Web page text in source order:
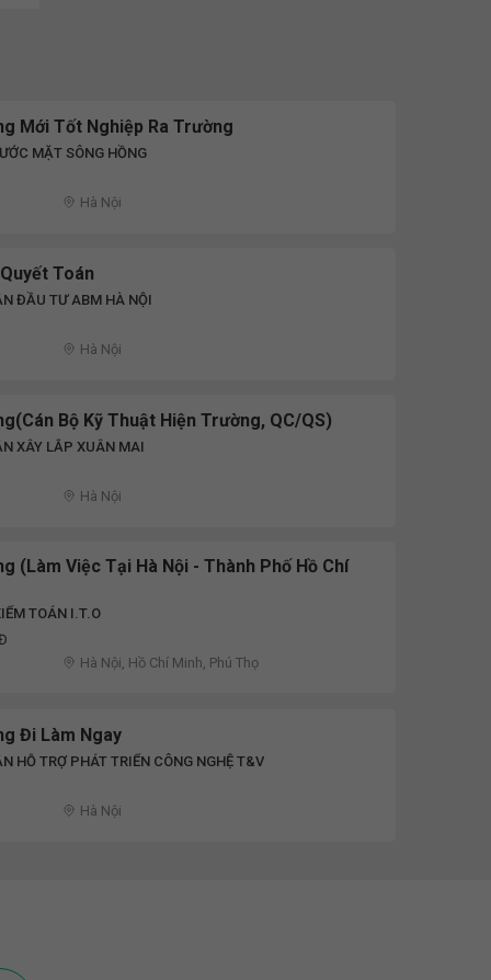
Mới Tốt Nghiệp Ra Trường
MẶT SÔNG HỒNG
Hà Nội
Toán
ĐẦU TƯ ABM HÀ NỘI
Hà Nội
Bộ Kỹ Thuật Hiện Trường, QC/QS)
XÂY LẮP XUÂN MAI
Hà Nội
(Làm Việc Tại Hà Nội - Thành Phố Hồ Chí
TOÁN I.T.O
Hà Nội, Hồ Chí Minh, Phú Thọ
Đi Làm Ngay
HỖ TRỢ PHÁT TRIỂN CÔNG NGHỆ T&V
Hà Nội